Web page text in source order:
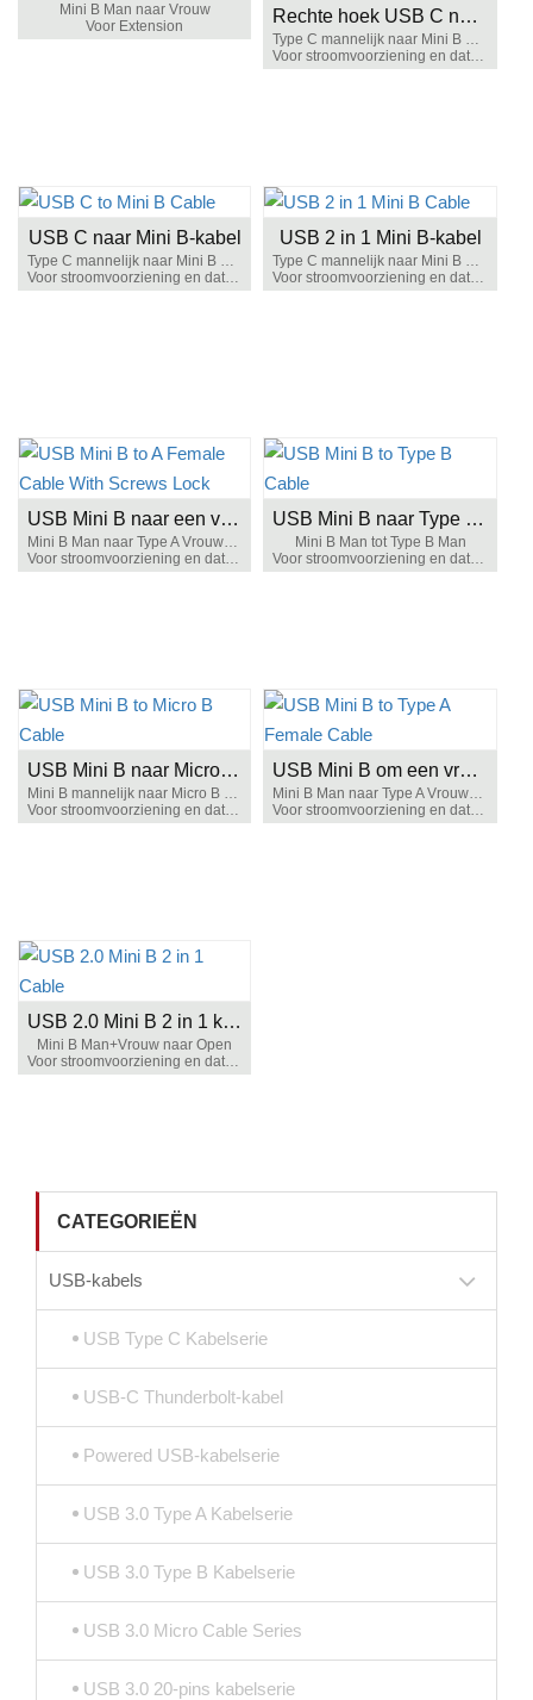
Mini B Man naar Vrouw
Voor Extension
Rechte hoek USB C naar Mini B-kabel
Type C mannelijk naar Mini B 5-pins
Voor stroomvoorziening en datatransmissie
USB C naar Mini B-kabel
Type C mannelijk naar Mini B 5-pins
Voor stroomvoorziening en datatransmissie
USB 2 in 1 Mini B-kabel
Type C mannelijk naar Mini B 5-pins
Voor stroomvoorziening en datatransmissie
USB Mini B naar een vrouwelijke kabel met schroefvergrendeling
Mini B Man naar Type A Vrouwelijk
Voor stroomvoorziening en datatransmissie
USB Mini B naar Type B Kabel
Mini B Man tot Type B Man
Voor stroomvoorziening en datatransmissie
USB Mini B naar Micro B-kabel
Mini B mannelijk naar Micro B mannelijk
Voor stroomvoorziening en datatransmissie
USB Mini B om een vrouwelijke kabel te typen
Mini B Man naar Type A Vrouwelijk
Voor stroomvoorziening en datatransmissie
USB 2.0 Mini B 2 in 1 kabel
Mini B Man+Vrouw naar Open
Voor stroomvoorziening en datatransmissie
CATEGORIEËN
USB-kabels
USB Type C Kabelserie
USB-C Thunderbolt-kabel
Powered USB-kabelserie
USB 3.0 Type A Kabelserie
USB 3.0 Type B Kabelserie
USB 3.0 Micro Cable Series
USB 3.0 20-pins kabelserie